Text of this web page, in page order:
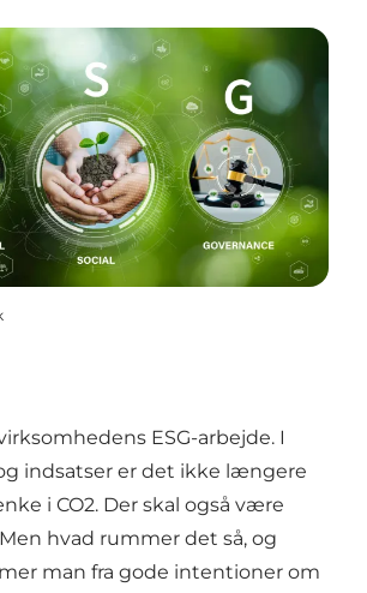
ESG-arbejde. I
indsatser er det ikke længere
i CO2. Der skal også være
Men hvad rummer det så, og
man fra gode intentioner om